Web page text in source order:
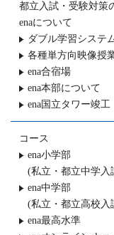
都立入試・受験対策
enaについて
ダブル学習システ
各種単方向映像授
ena合宿場
ena本部について
ena国立タワー竣工
コース
ena小学部
(私立・都立中学入
ena中学部
(私立・都立高校入
ena最高水準